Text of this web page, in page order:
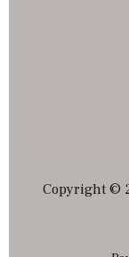
Copyright ©